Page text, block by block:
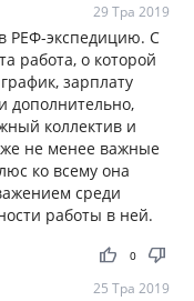
29 Тра 2019
РЕФ-экспедицию. С
работа, о которой
зарплату
дополнительно,
коллектив и
не менее важные
ко всему она
среди
работы в ней.
thumb_up thumb_down
0
25 Тра 2019